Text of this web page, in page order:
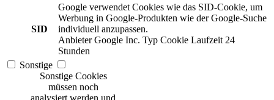
SID
Google verwendet Cookies wie das SID-Cookie, um
Werbung in Google-Produkten wie der Google-Suche
individuell anzupassen.
Anbieter Google Inc. Typ Cookie Laufzeit 24
Stunden
Sonstige
Sonstige Cookies
müssen noch
analysiert werden und